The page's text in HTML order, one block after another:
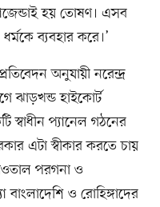
হয় তোষণ। এসব
ব্যবহার করে।’
অনুযায়ী নরেন্দ্র
হাইকোর্ট
স্বাধীন প্যানেল গঠনের
এটা স্বীকার করতে চায়
পরগনা ও
ও রোহিঙ্গাদের